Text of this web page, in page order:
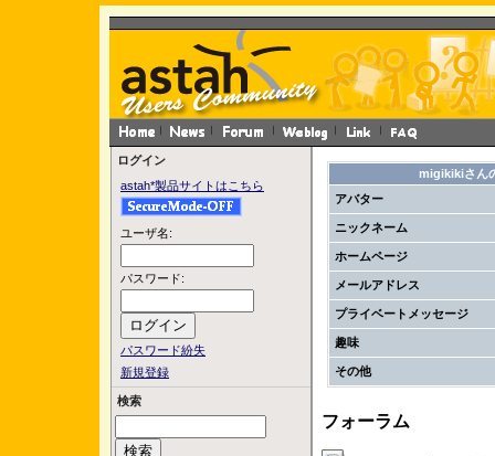
ログイン
astah*製品サイトはこちら
ユーザ名:
パスワード:
パスワード紛失
新規登録
検索
migikikiさん
アバター
ニックネーム
ホームページ
メールアドレス
プライベートメッセージ
趣味
その他
フォーラム